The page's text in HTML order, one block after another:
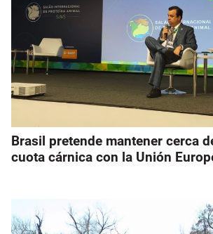
Brasil pretende mantener cerca
cuota cárnica con la Unión